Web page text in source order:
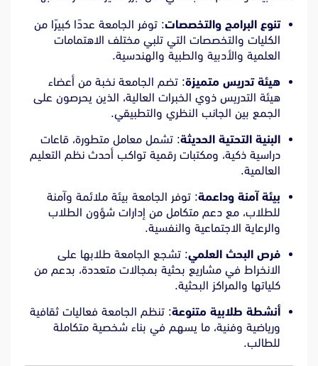
تنوع البرامج والتخصصات: توفر الجامعة عددًا كبيرًا من
الكليات والتخصصات التي تلبي مختلف الاهتمامات
العلمية والأدبية والطبية والهندسية.
هيئة تدريس متميزة: تضم الجامعة نخبة من أعضاء
هيئة التدريس ذوي الخبرات العالية، الذين يحرصون على
الجمع بين الجانب النظري والتطبيقي.
البنية التحتية الحديثة: تشمل معامل متطورة، قاعات
دراسية ذكية، ومكتبات رقمية تواكب أحدث نظم التعليم
العالمية.
بيئة آمنة وداعمة: توفر الجامعة بيئة ملائمة وآمنة
للطلاب، مع دعم متكامل من إدارات شؤون الطلاب
والرعاية الاجتماعية والنفسية.
فرص البحث العلمي: تشجع الجامعة طلابها على
الانخراط في مشاريع بحثية بمجالات متعددة، بدعم من
كلياتها والمراكز البحثية.
أنشطة طلابية متنوعة: تنظم الجامعة فعاليات ثقافية
ورياضية وفنية، ما يسهم في بناء شخصية متكاملة
للطالب.